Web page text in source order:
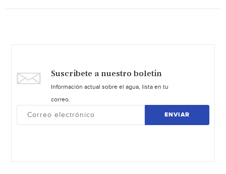
Suscríbete a nuestro boletín
Información actual sobre el agua, lista en tu
correo.
ENVIAR